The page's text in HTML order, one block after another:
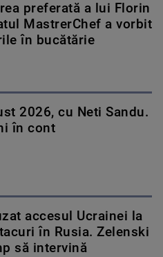
preferată a lui Florin
MastrerChef a vorbit
în bucătărie
2026, cu Neti Sandu.
în cont
accesul Ucrainei la
în Rusia. Zelenski
să intervină